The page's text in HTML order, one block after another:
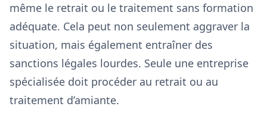
même le retrait ou le traitement sans formation
adéquate. Cela peut non seulement aggraver la
situation, mais également entraîner des
sanctions légales lourdes. Seule une entreprise
spécialisée doit procéder au retrait ou au
traitement d’amiante.